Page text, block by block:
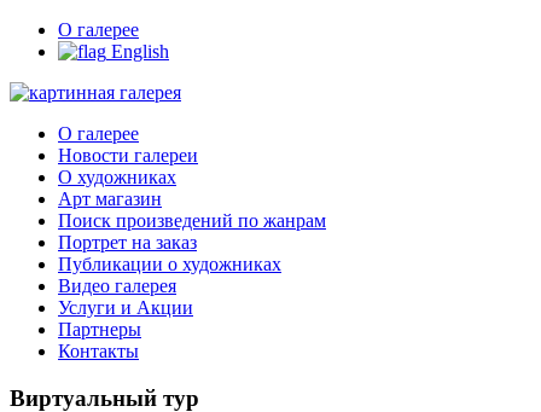
О галерее
English
О галерее
Новости галереи
О художниках
Арт магазин
Поиск произведений по жанрам
Портрет на заказ
Публикации о художниках
Видео галерея
Услуги и Акции
Партнеры
Контакты
Виртуальный тур